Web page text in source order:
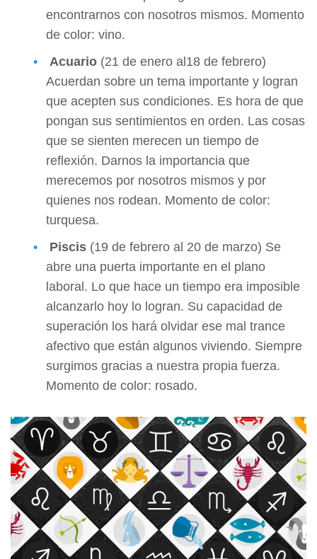
encontrarnos con nosotros mismos. Momento
de color: vino.
Acuario (21 de enero al18 de febrero)
Acuerdan sobre un tema importante y logran
que acepten sus condiciones. Es hora de que
pongan sus sentimientos en orden. Las cosas
que se sienten merecen un tiempo de
reflexión. Darnos la importancia que
merecemos por nosotros mismos y por
quienes nos rodean. Momento de color:
turquesa.
Piscis (19 de febrero al 20 de marzo) Se
abre una puerta importante en el plano
laboral. Lo que hace un tiempo era imposible
alcanzarlo hoy lo logran. Su capacidad de
superación los hará olvidar ese mal trance
afectivo que están algunos viviendo. Siempre
surgimos gracias a nuestra propia fuerza.
Momento de color: rosado.